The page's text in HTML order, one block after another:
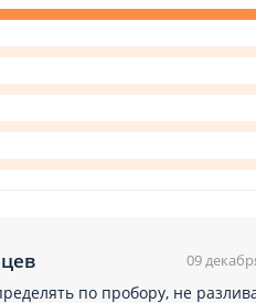
09
по пробору, не